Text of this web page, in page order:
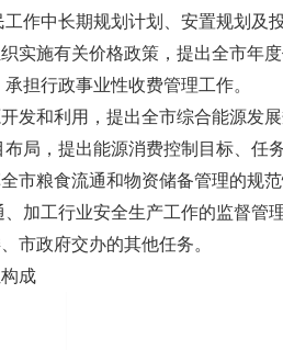
作中长期规划计划、安置规划及
织实施有关价格政策，提出全市
担行政事业性收费管理工作。
开发和利用，提出全市综合能源
局，提出能源消费控制目标、任
全市粮食流通和物资储备管理的
加工行业安全生产工作的监督管
市政府交办的其他任务。
成